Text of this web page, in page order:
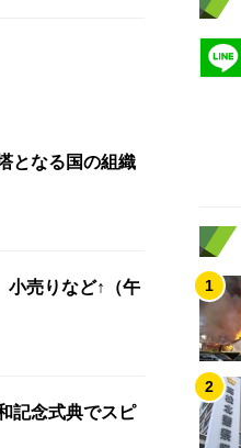
となる国の組織
売りなど↑（午
記念式典でスピ
1
2